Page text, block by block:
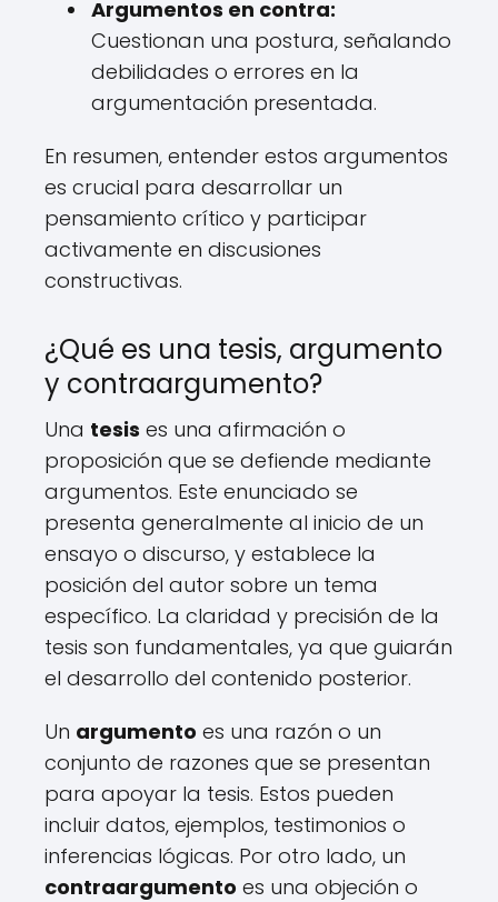
Argumentos en contra:
Cuestionan una postura, señalando
debilidades o errores en la
argumentación presentada.
En resumen, entender estos argumentos
es crucial para desarrollar un
pensamiento crítico y participar
activamente en discusiones
constructivas.
¿Qué es una tesis, argumento
y contraargumento?
Una tesis es una afirmación o
proposición que se defiende mediante
argumentos. Este enunciado se
presenta generalmente al inicio de un
ensayo o discurso, y establece la
posición del autor sobre un tema
específico. La claridad y precisión de la
tesis son fundamentales, ya que guiarán
el desarrollo del contenido posterior.
Un argumento es una razón o un
conjunto de razones que se presentan
para apoyar la tesis. Estos pueden
incluir datos, ejemplos, testimonios o
inferencias lógicas. Por otro lado, un
contraargumento es una objeción o